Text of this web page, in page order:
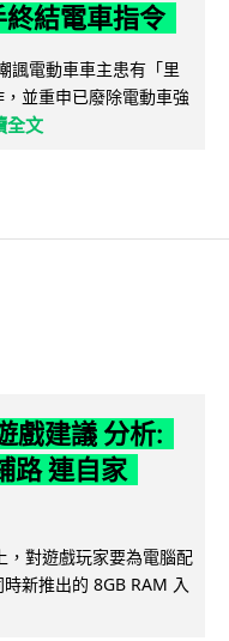
結電車指令
諷電動車車主患有「里
並重申已廢除電動車強
全文
戲建議 分析:
路 連自家
對遊戲玩家要為電腦配
新推出的 8GB RAM 入